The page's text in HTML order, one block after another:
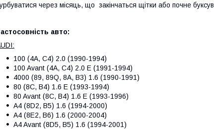
через місяць, що закінчаться щітки або почне
авто:
100 (4A, C4) 2.0 (1990-1994)
100 Avant (4A, C4) 2.0 E (1991-1994)
4000 (89, 89Q, 8A, B3) 1.6 (1990-1991)
80 (8C, B4) 1.6 E (1993-1994)
80 Avant (8C, B4) 1.6 E (1993-1996)
A4 (8D2, B5) 1.6 (1994-2000)
A4 (8E2, B6) 1.6 (2000-2004)
A4 Avant (8D5, B5) 1.6 (1994-2001)